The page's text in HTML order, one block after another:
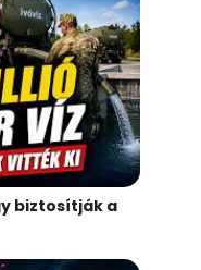
biztosítják a